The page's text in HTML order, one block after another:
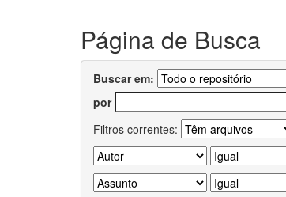
Página de Busca
Buscar em:
por
Filtros correntes: